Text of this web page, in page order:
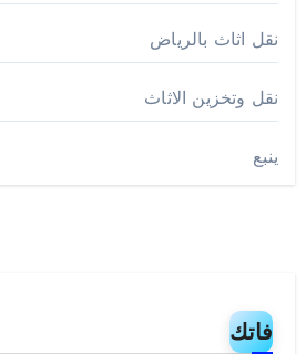
نقل اثاث بالرياض
نقل وتخزين الاثاث
ينبع
فاتك